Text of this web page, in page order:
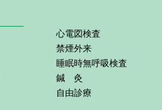
心電図検査
禁煙外来
睡眠時無呼吸検査
鍼 灸
自由診療